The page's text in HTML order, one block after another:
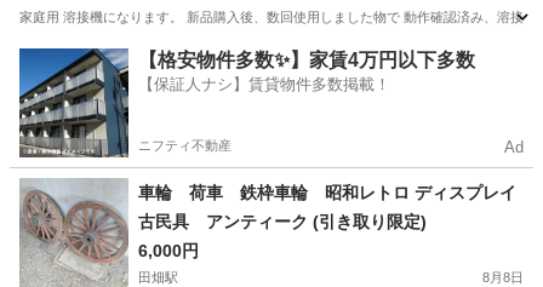
家庭用 溶接機になります。 新品購入後、数回使用しました物で 動作確認済み、溶接
岡谷市 岡谷駅 その他 溶接機
【格安物件多数✨】家賃4万円以下多数
【保証人ナシ】賃貸物件多数掲載！
ニフティ不動産 Ad
車輪 荷車 鉄枠車輪 昭和レトロ ディスプレイ
古民具 アンティーク (引き取り限定)
6,000円
田畑駅 8月8日